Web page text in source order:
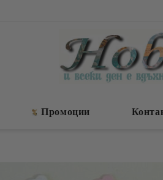
Промоции